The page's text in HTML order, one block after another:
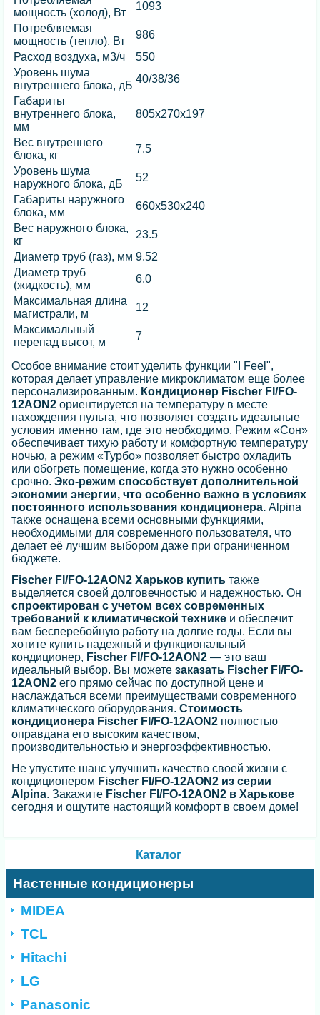
мощность (холод), Вт
1093
Потребляемая
мощность (тепло), Вт
986
Расход воздуха, м3/ч
550
Уровень шума
внутреннего блока, дБ
40/38/36
Габариты
внутреннего блока,
мм
805х270х197
Вес внутреннего
блока, кг
7.5
Уровень шума
наружного блока, дБ
52
Габариты наружного
блока, мм
660х530х240
Вес наружного блока,
кг
23.5
Диаметр труб (газ), мм 9.52
Диаметр труб
(жидкость), мм
6.0
Максимальная длина
магистрали, м
12
Максимальный
перепад высот, м
7
Особое внимание стоит уделить функции "I Feel",
которая делает управление микроклиматом еще более
персонализированным. Кондиционер Fischer FI/FO-
12AON2 ориентируется на температуру в месте
нахождения пульта, что позволяет создать идеальные
условия именно там, где это необходимо. Режим «Сон»
обеспечивает тихую работу и комфортную температуру
ночью, а режим «Турбо» позволяет быстро охладить
или обогреть помещение, когда это нужно особенно
срочно.Эко-режим способствует дополнительной
экономии энергии, что особенно важно в условиях
постоянного использования кондиционера. Alpina
также оснащена всеми основными функциями,
необходимыми для современного пользователя, что
делает её лучшим выбором даже при ограниченном
бюджете.
Fischer FI/FO-12AON2 Харьков купить также
выделяется своей долговечностью и надежностью. Он
спроектирован с учетом всех современных
требований к климатической технике и обеспечит
вам бесперебойную работу на долгие годы. Если вы
хотите купить надежный и функциональный
кондиционер, Fischer FI/FO-12AON2 — это ваш
идеальный выбор. Вы можетезаказать Fischer FI/FO-
12AON2 его прямо сейчас по доступной цене и
наслаждаться всеми преимуществами современного
климатического оборудования.Стоимость
кондиционера Fischer FI/FO-12AON2 полностью
оправдана его высоким качеством,
производительностью и энергоэффективностью.
Не упустите шанс улучшить качество своей жизни с
кондиционером Fischer FI/FO-12AON2 из серии
Alpina. Закажите Fischer FI/FO-12AON2 в Харькове
сегодня и ощутите настоящий комфорт в своем доме!
Каталог
Настенные кондиционеры
MIDEA
TCL
Hitachi
LG
Panasonic